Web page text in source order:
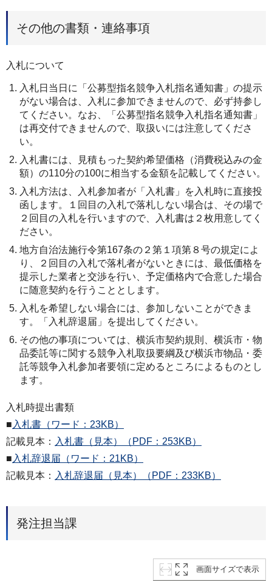
その他の書類・連絡事項
入札について
入札日当日に「公募型指名競争入札指名通知書」の提示
がない場合は、入札に参加できませんので、必ず持参し
てください。なお、「公募型指名競争入札指名通知書」
は再交付できませんので、取扱いには注意してくださ
い。
入札書には、見積もった契約希望価格（消費税込みの金
額）の110分の100に相当する金額を記載してください。
入札方法は、入札参加者が「入札書」を入札時に直接投
函します。１回目の入札で落札しない場合は、その場で
２回目の入札を行いますので、入札書は２枚用意してく
ださい。
地方自治法施行令第167条の２第１項第８号の規定によ
り、２回目の入札で落札者がないときには、最低価格を
提示した業者と交渉を行い、予定価格内で合意した場合
に随意契約を行うこととします。
入札を希望しない場合には、参加しないことができま
す。「入札辞退届」を提出してください。
その他の事項については、横浜市契約規則、横浜市・物
品委託等に関する競争入札取扱要綱及び横浜市物品・委
託等競争入札参加者要領に定めるところによるものとし
ます。
入札時提出書類
■ 入札書（ワード：23KB）
記載見本： 入札書（見本）（PDF：253KB）
■ 入札辞退届（ワード：21KB）
記載見本： 入札辞退届（見本）（PDF：233KB）
発注担当課
画面サイズで表示